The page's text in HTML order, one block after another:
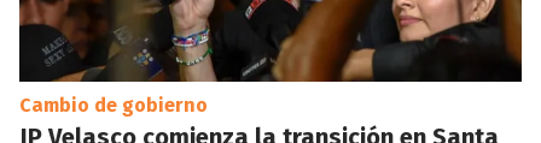
Cambio de gobierno
JP Velasco comienza la transición en Santa